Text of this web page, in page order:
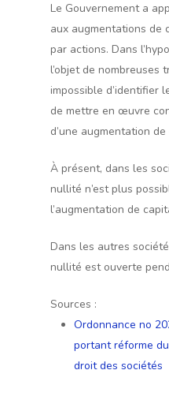
Le Gouvernement a
aux augmentations de
par actions. Dans
l’objet de nombreuses
impossible d’identifier
de mettre en œuvre
d’une augmentation
À présent, dans les
nullité n’est plus
l’augmentation de
Dans les autres
nullité est ouverte
Sources :
Ordonnance no
portant réforme
droit des sociétés